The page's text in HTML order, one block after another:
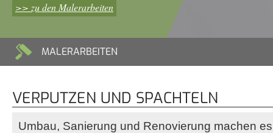
>> zu den Malerarbeiten
MALERARBEITEN
VERPUTZEN UND SPACHTELN
Umbau, Sanierung und Renovierung machen